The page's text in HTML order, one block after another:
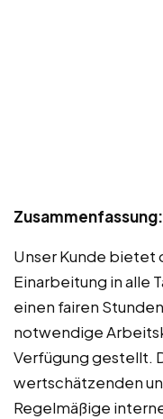
Zusammenfassung:
Unser Kunde bietet
Einarbeitung in alle
einen fairen
notwendige
Verfügung gestellt.
wertschätzenden
Regelmäßige